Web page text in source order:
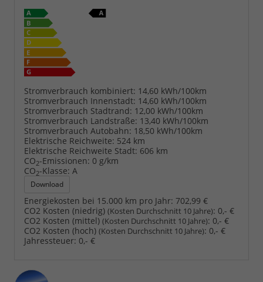
Stromverbrauch kombiniert: 14,60 kWh/100km
Stromverbrauch Innenstadt: 14,60 kWh/100km
Stromverbrauch Stadtrand: 12,00 kWh/100km
Stromverbrauch Landstraße: 13,40 kWh/100km
Stromverbrauch Autobahn: 18,50 kWh/100km
Elektrische Reichweite: 524 km
Elektrische Reichweite Stadt: 606 km
CO2-Emissionen: 0 g/km
CO2-Klasse: A
Download
Energiekosten bei 15.000 km pro Jahr: 702,99 €
CO2 Kosten (niedrig) (Kosten Durchschnitt 10 Jahre): 0,- €
CO2 Kosten (mittel) (Kosten Durchschnitt 10 Jahre): 0,- €
CO2 Kosten (hoch) (Kosten Durchschnitt 10 Jahre): 0,- €
Jahressteuer: 0,- €